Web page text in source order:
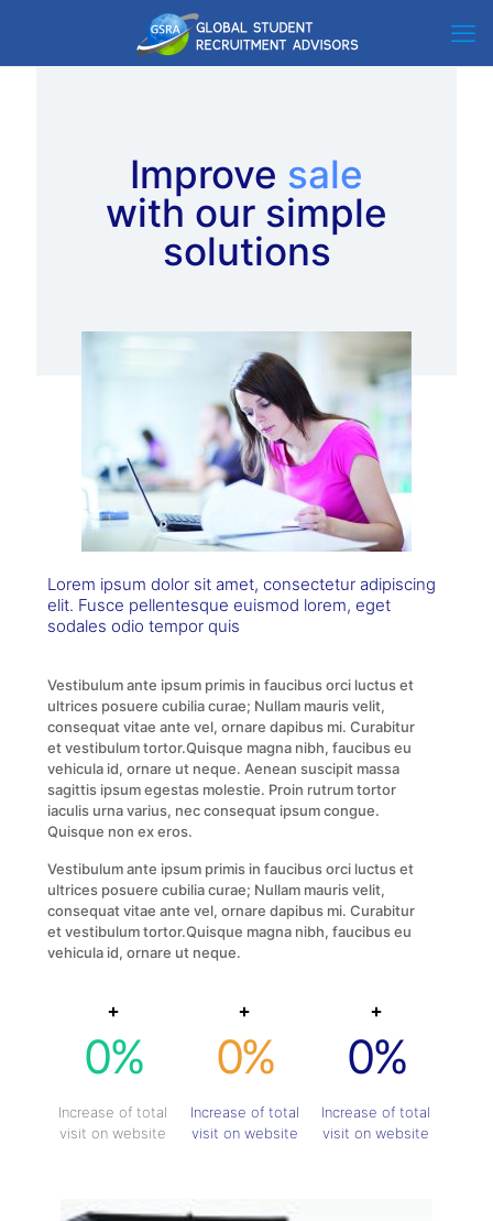
Improve sale
with our simple
solutions
Lorem ipsum dolor sit amet, consectetur adipiscing
elit. Fusce pellentesque euismod lorem, eget
sodales odio tempor quis
Vestibulum ante ipsum primis in faucibus orci luctus et
ultrices posuere cubilia curae; Nullam mauris velit,
consequat vitae ante vel, ornare dapibus mi. Curabitur
et vestibulum tortor.Quisque magna nibh, faucibus eu
vehicula id, ornare ut neque. Aenean suscipit massa
sagittis ipsum egestas molestie. Proin rutrum tortor
iaculis urna varius, nec consequat ipsum congue.
Quisque non ex eros.
Vestibulum ante ipsum primis in faucibus orci luctus et
ultrices posuere cubilia curae; Nullam mauris velit,
consequat vitae ante vel, ornare dapibus mi. Curabitur
et vestibulum tortor.Quisque magna nibh, faucibus eu
vehicula id, ornare ut neque.
0%
Increase of total
visit on website
0%
Increase of total
visit on website
0%
Increase of total
visit on website